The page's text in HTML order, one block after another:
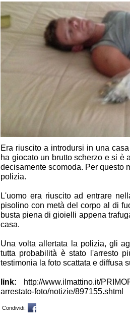
Era riuscito a introdursi in una
ha giocato un brutto scherzo e si è
decisamente scomoda. Per questo
polizia.
L'uomo era riuscito ad entrare
pisolino con metà del corpo al di
busta piena di gioielli appena
casa.
Una volta allertata la polizia, gli
tutta probabilità è stato l'arresto
testimonia la foto scattata e diffusa
link:
http://www.ilmattino.it/
arrestato-foto/notizie/897155.shtml
Condividi: